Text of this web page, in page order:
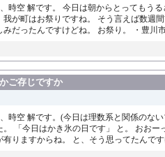
時空 解です。 今日は朝からとってもう
我が町はお祭りですね。 そう言えば数週
みだったんですけどね。 お祭り。 ・豊川
ご存じですか
時空 解です。(今日は理数系と関係のな
。 「今日はかき氷の日です」 と。 おお
りますからね。 と、そう思ってたんで